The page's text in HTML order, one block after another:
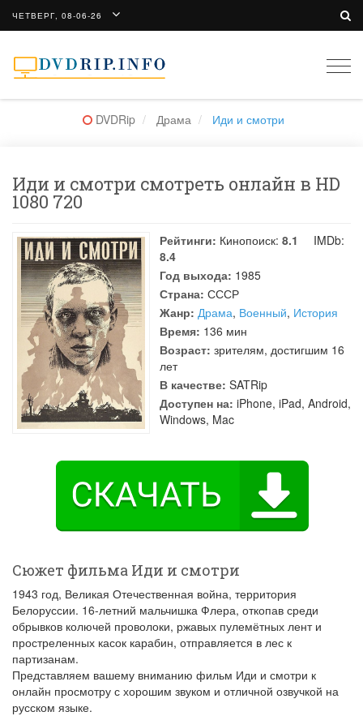
ЧЕТВЕРГ, 08-06-26
DVDRip Драма Иди и смотри
Иди и смотри смотреть онлайн в HD
1080 720
Рейтинги: Кинопоиск: 8.1
IMDb:
8.4
Год выхода: 1985
Страна: СССР
Жанр: Драма, Военный, История
Время: 136 мин
Возраст: зрителям, достигшим 16
лет
В качестве: SATRip
Доступен на: iPhone, iPad, Android,
Windows, Mac
Сюжет фильма Иди и смотри
1943 год, Великая Отечественная война, территория
Белоруссии. 16-летний мальчишка Флера, откопав среди
обрывков колючей проволоки, ржавых пулемётных лент и
простреленных касок карабин, отправляется в лес к
партизанам.
Представляем вашему вниманию фильм Иди и смотри к
онлайн просмотру с хорошим звуком и отличной озвучкой на
русском языке.